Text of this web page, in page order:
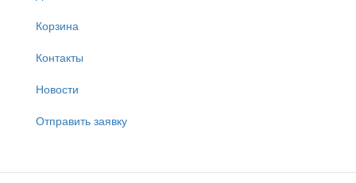
Корзина
Контакты
Новости
Отправить заявку